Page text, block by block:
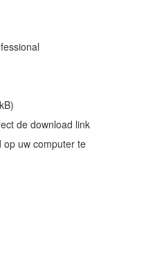
de download link
op uw computer te